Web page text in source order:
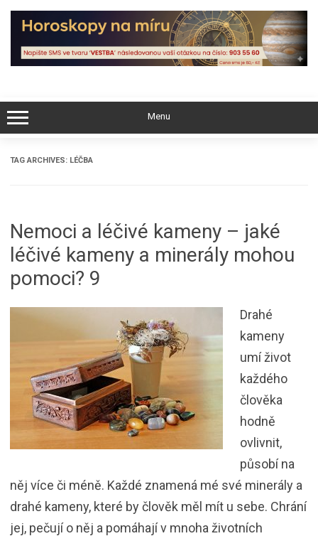
Skip
content
Menu
TAG ARCHIVES: LÉČBA
Nemoci a léčivé kameny – jaké
léčivé kameny a minerály mohou
pomoci? 9
Drahé
kameny
umí život
každého
člověka
hodně
ovlivnit,
působí na
něj více či méně. Každé znamená mé své minerály a
drahé kameny, které by člověk měl mít u sebe. Chrání
jej, pečují o něj a pomáhají v mnoha životních